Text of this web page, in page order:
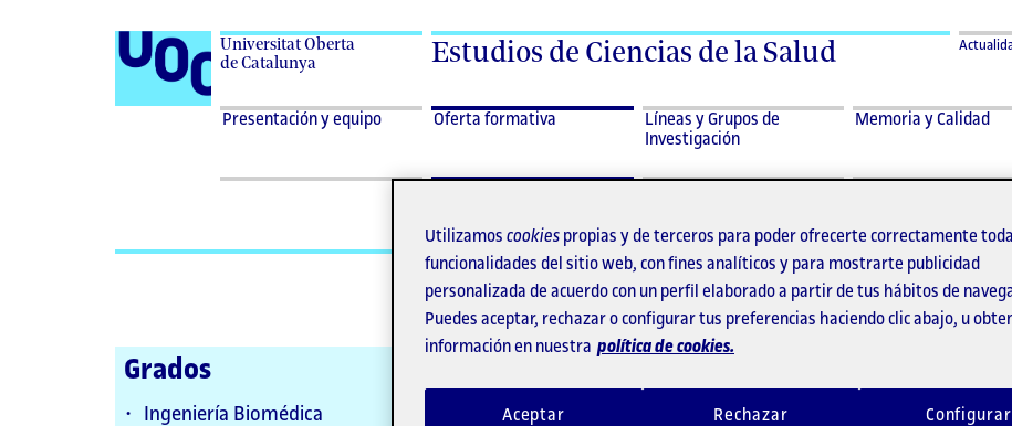
Universitat Oberta
de Catalunya
Estudios de Ciencias de la Salud
Presentación
Desplegar
y
Presentación y equipo Oferta formativa
Líneas y Grupos de
Investigación
Memoria y Calidad
Oferta formativa
Grados
Ingeniería Biomédica
Alimentación en la Actividad Física y el
Utilizamos cookies propias y de terceros para poder ofrecerte correctamente
funcionalidades del sitio web, con fines analíticos y para mostrarte publicidad
personalizada de acuerdo con un perfil elaborado a partir de tus hábitos de
Puedes aceptar, rechazar o configurar tus preferencias haciendo clic abajo, u
información en nuestra política de cookies.
Rechazar
Aceptar Configurar